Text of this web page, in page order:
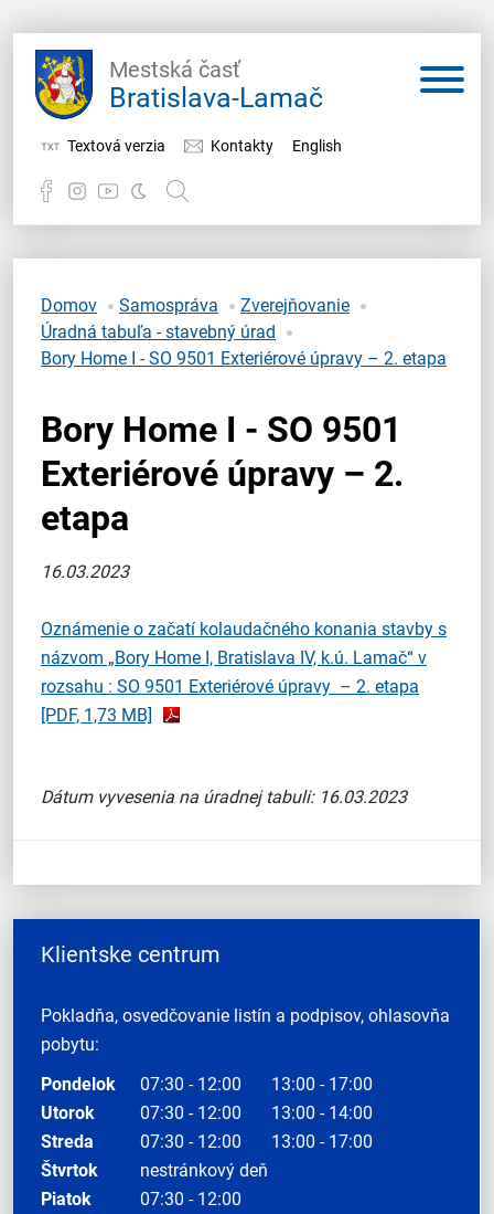
Mestská časť
Bratislava-Lamač
Textová verzia Kontakty English
Samospráva
Miestny úrad
Domov Samospráva
Zverejňovanie
Úradná tabuľa - stavebný úrad
Bory Home I - SO 9501 Exteriérové úpravy – 2. etapa
Bory Home I - SO 9501
Exteriérové úpravy – 2.
etapa
16.03.2023
Oznámenie o začatí kolaudačného konania stavby s
názvom „Bory Home I, Bratislava IV, k.ú. Lamač“ v
rozsahu : SO 9501 Exteriérové úpravy – 2. etapa
[PDF, 1,73 MB]
Dátum vyvesenia na úradnej tabuli: 16.03.2023
Klientske centrum
Pokladňa, osvedčovanie listín a podpisov, ohlasovňa
pobytu:
Pondelok
07:30 - 12:00
13:00 - 17:00
Utorok
07:30 - 12:00
13:00 - 14:00
Streda
07:30 - 12:00
13:00 - 17:00
Štvrtok
nestránkový deň
Piatok
07:30 - 12:00